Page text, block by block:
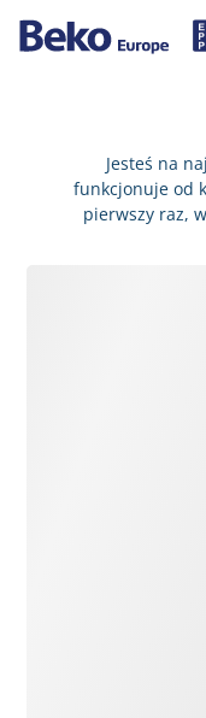
Jesteś na
funkcjonuje od
pierwszy raz,